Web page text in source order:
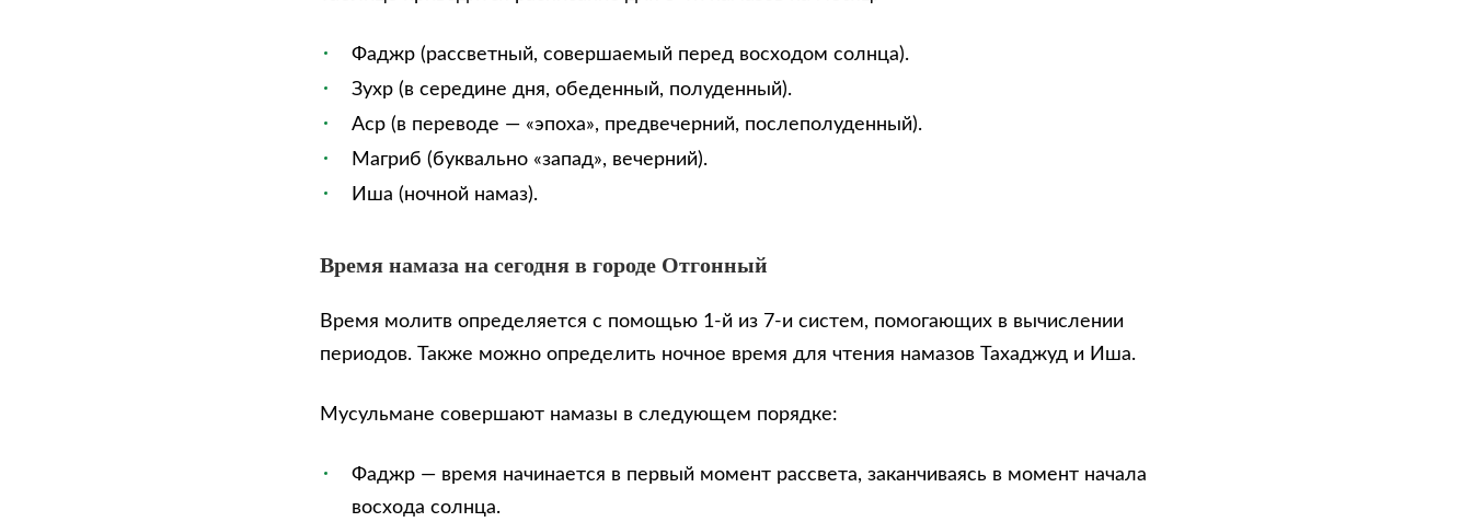
Фаджр (рассветный, совершаемый перед восходом солнца).
Зухр (в середине дня, обеденный, полуденный).
Аср (в переводе — «эпоха», предвечерний, послеполуденный).
Магриб (буквально «запад», вечерний).
Иша (ночной намаз).
Время намаза на сегодня в городе Отгонный
Время молитв определяется с помощью 1-й из 7-и систем, помогающих в вычислении
периодов. Также можно определить ночное время для чтения намазов Тахаджуд и Иша.
Мусульмане совершают намазы в следующем порядке:
Фаджр — время начинается в первый момент рассвета, заканчиваясь в момент начала
восхода солнца.